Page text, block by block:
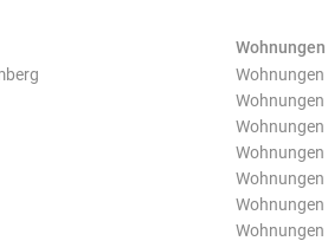
Wohnungen
Wohnungen
Wohnungen